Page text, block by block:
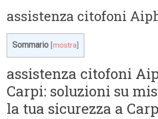
assistenza citofoni
Sommario [mostra
assistenza citofoni
Carpi: soluzioni su
la tua sicurezza a